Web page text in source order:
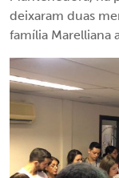
deixaram duas
família Marelliana